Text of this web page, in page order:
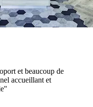
et beaucoup de
accueillant et